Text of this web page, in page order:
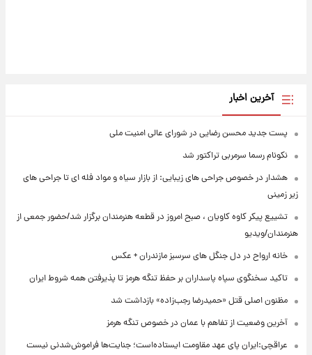
آخرین اخبار
پست جدید محسن رضایی در شورای عالی امنیت ملی
نکونام رسما سرمربی تراکتور شد
هشدار در خصوص جراحی های زیبایی: از بازار سیاه و مواد فله ای تا جراحی های
زیر زمینی
تشییع پیکر کاوه کاویان ، صبح امروز در قطعه هنرمندان برگزار شد/حضور جمعی از
هنرمندان/ویدیو
خانه ارواح در دل جنگل های سرسبز مازندران + عکس
تاکید سخنگوی سپاه پاسداران بر حفظ تنگه هرمز تا پذیرفتن همه شروط ایران
مظنون اصلی قتل «حمیدرضا رجب‌زاده» بازداشت شد
آخرین وضعیت از تفاهم با عمان در خصوص تنگه هرمز
عراقچی:ایران پای عهد مقاومت ایستاده‌است؛ جنایت‌ها فراموش‌شدنی نیست